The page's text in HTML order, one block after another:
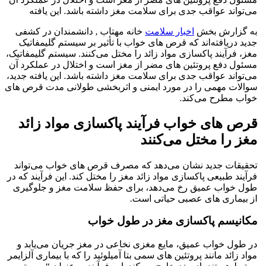
می‌تواند عواقب جدی برای سلامت مغز داشته باشد. این یافته
به گزارش بخش اخبار سلامت خانه مهتاب , دانشمندان در کشفی
جدید دریافته‌اند که قرص‌ های خواب با تأثیر بر سیستم گلیمفاتیک
مغز، فرآیند پاکسازی مواد زائد را مختل می‌کنند. سیستم گلیمفاتیک،
مسئول دفع پروتئین‌ های مضر از مغز است و اختلال در عملکرد آن
می‌تواند عواقب جدی برای سلامت مغز داشته باشد. این یافته جدید،
سوالات مهمی را در مورد ایمنی و اثربخشی طولانی‌ مدت قرص‌ های
خواب مطرح می‌کند.
قرص‌ های خواب فرآیند پاکسازی مواد زائد
مغز را مختل می‌کنند
تحقیقات جدید نشان می‌دهد که مصرف قرص‌ های خواب می‌تواند
فرآیند طبیعی پاکسازی مواد زائد مغز را مختل کند. این فرآیند که در
طول خواب عمیق رخ می‌دهد، برای حفظ سلامت مغز و جلوگیری
از بیماری‌ های عصبی حیاتی است.
مکانیسم پاکسازی مغز در طول خواب
در طول خواب عمیق، مایع مغزی نخاعی در مغز جریان می‌یابد و
مواد زائد مانند پروتئین‌ های سمی بتا آمیلوئید را که با بیماری آلزایمر